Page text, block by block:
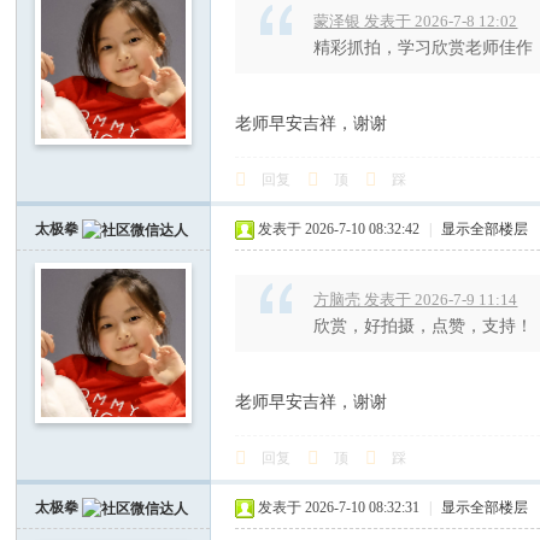
蒙泽银 发表于 2026-7-8 12:02
精彩抓拍，学习欣赏老师佳作
老师早安吉祥，谢谢
回复 顶 踩
太极拳 发表于 2026-7-10 08:32:42 显示全部楼层
方脑壳 发表于 2026-7-9 11:14
欣赏，好拍摄，点赞，支持！
老师早安吉祥，谢谢
回复 顶 踩
太极拳 发表于 2026-7-10 08:32:31 显示全部楼层